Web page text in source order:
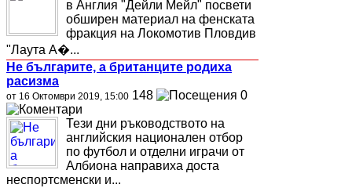
в Англия "Дейли Мейл" посвети
обширен материал на фенската
фракция на Локомотив Пловдив
"Лаута А�...
Не българите, а британците родиха
расизма
от 16 Октомври 2019, 15:00 148 0
Тези дни ръководството на
английския национален отбор
по футбол и отделни играчи от
Албиона направиха доста
неспортсменски и...